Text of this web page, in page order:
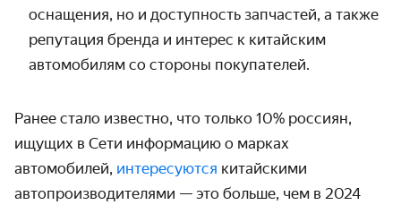
оснащения, но и доступность запчастей, а также
репутация бренда и интерес к китайским
автомобилям со стороны покупателей.
Ранее стало известно, что только 10% россиян,
ищущих в Сети информацию о марках
автомобилей, интересуются китайскими
автопроизводителями — это больше, чем в 2024